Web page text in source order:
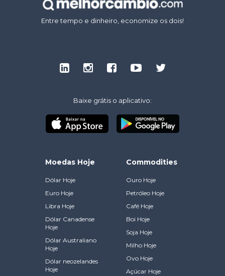
Entre tempo e dinheiro, economize os dois!
Baixe grátis o aplicativo:
Moedas Hoje
Dólar Hoje
Euro Hoje
Libra Hoje
Dólar Canadense
Hoje
Dólar Australiano
Hoje
Dólar neozelandes
Hoje
Commodities
Ouro Hoje
Petróleo Hoje
Café Hoje
Boi Hoje
Soja Hoje
Milho Hoje
Ovo Hoje
Açúcar Hoje